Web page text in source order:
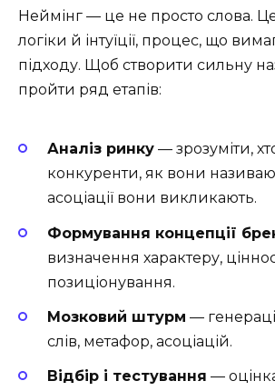
Неймінг — це не просто слова.
логіки й інтуїції, процес, що
підходу. Щоб створити сильну
пройти ряд етапів:
Аналіз ринку — зрозуміти,
конкуренти, як вони
асоціації вони викликають.
Формування концепції
визначення характеру,
позиціонування.
Мозковий штурм —
слів, метафор, асоціацій.
Відбір і тестування —